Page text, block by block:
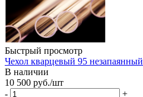
Быстрый просмотр
Чехол кварцевый 95 незапаянный
В наличии
10 500 руб./шт
-
+